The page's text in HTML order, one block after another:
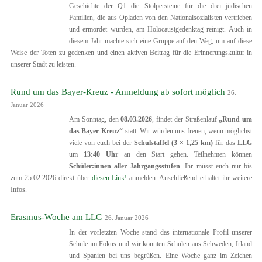
Geschichte der Q1 die Stolpersteine für die drei jüdischen
Familien, die aus Opladen von den Nationalsozialisten vertrieben
und ermordet wurden, am Holocaustgedenktag reinigt. Auch in
diesem Jahr machte sich eine Gruppe auf den Weg, um auf diese
Weise der Toten zu gedenken und einen aktiven Beitrag für die Erinnerungskultur in
unserer Stadt zu leisten.
Rund um das Bayer-Kreuz - Anmeldung ab sofort möglich 26.
Januar 2026
Am Sonntag, den08.03.2026 , findet der Straßenlauf„Rund um
das Bayer-Kreuz“ statt. Wir würden uns freuen, wenn möglichst
viele von euch bei der Schulstaffel (3 × 1,25 km) für das LLG
um 13:40 Uhran den Start gehen. Teilnehmen können
Schüler:innen aller Jahrgangsstufen . Ihr müsst euch nur bis
zum 25.02.2026 direkt über diesen Link! anmelden. Anschließend erhaltet ihr weitere
Infos.
Erasmus-Woche am LLG 26. Januar 2026
In der vorletzten Woche stand das internationale Profil unserer
Schule im Fokus und wir konnten Schulen aus Schweden, Irland
und Spanien bei uns begrüßen. Eine Woche ganz im Zeichen